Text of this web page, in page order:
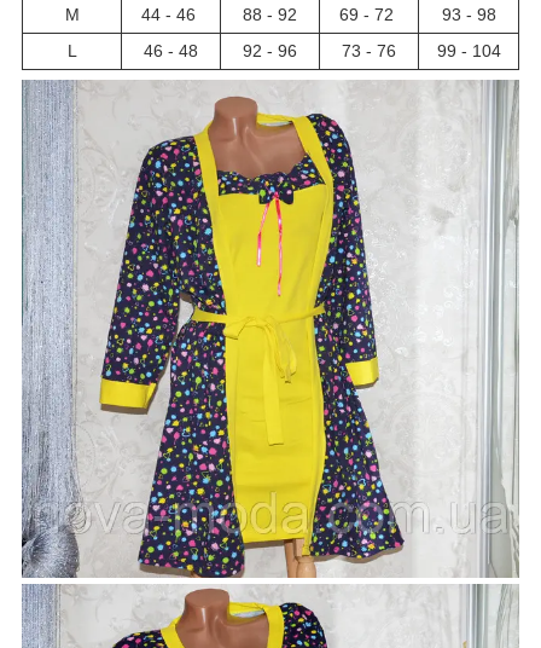
M
44 - 46 88 - 92 69 - 72
93 - 98
L
46 - 48 92 - 96 73 - 76 99 - 104